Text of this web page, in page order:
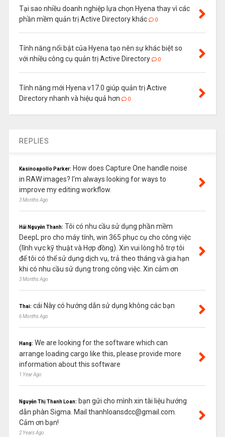
Tại sao nhiều doanh nghiệp lựa chọn Hyena thay vì các
phần mềm quản trị Active Directory khác
0
Tính năng nổi bật của Hyena tạo nên sự khác biệt so
với nhiều công cụ quản trị Active Directory
0
Tính năng mới Hyena v17.0 giúp quản trị Active
Directory nhanh và hiệu quả hơn
0
REPLIES
Kasinoapollo Parker: How does Capture One handle noise
in RAW images? I'm always looking for ways to
improve my editing workflow.
3 Months Ago
Hải Nguyễn Thanh: Tôi có nhu cầu sử dụng phần mềm
DeepL pro cho máy tính, win 365 phục cụ cho công việc
(lĩnh vực kỹ thuật và Hợp đồng). Xin vui lòng hỗ trợ tôi
để tôi có thể sử dụng dịch vụ, trả theo tháng và gia hạn
khi có nhu cầu sử dụng trong công việc. Xin cảm ơn
3 Months Ago
Thai: cái Này có hướng dẫn sử dụng không các bạn
6 Months Ago
Hang: We are looking for the software which can
arrange loading cargo like this, please provide more
information about this software
1 Year Ago
Nguyễn Thị Thanh Loan: bạn gửi cho mình xin tài liệu hướng
dẫn phàn Sigma. Mail thanhloansdcc@gmail.com.
Cảm ơn bạn!
2 Years Ago